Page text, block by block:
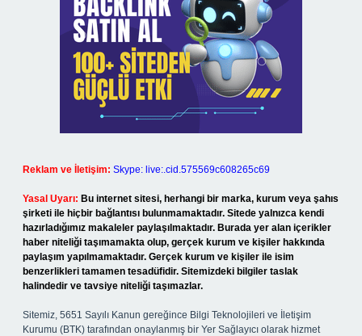
Reklam ve İletişim: Skype: live:.cid.575569c608265c69
Yasal Uyarı: Bu internet sitesi, herhangi bir marka, kurum veya şahıs
şirketi ile hiçbir bağlantısı bulunmamaktadır. Sitede yalnızca kendi
hazırladığımız makaleler paylaşılmaktadır. Burada yer alan içerikler
haber niteliği taşımamakta olup, gerçek kurum ve kişiler hakkında
paylaşım yapılmamaktadır. Gerçek kurum ve kişiler ile isim
benzerlikleri tamamen tesadüfidir. Sitemizdeki bilgiler taslak
halindedir ve tavsiye niteliği taşımazlar.
Sitemiz, 5651 Sayılı Kanun gereğince Bilgi Teknolojileri ve İletişim
Kurumu (BTK) tarafından onaylanmış bir Yer Sağlayıcı olarak hizmet